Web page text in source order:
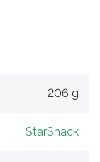
206 g
StarSnack